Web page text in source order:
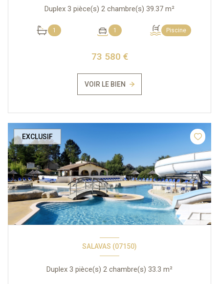
Duplex 3 pièce(s) 2 chambre(s) 39.37 m²
1 1 Piscine
73 580 €
VOIR LE BIEN
EXCLUSIF
SALAVAS (07150)
Duplex 3 pièce(s) 2 chambre(s) 33.3 m²